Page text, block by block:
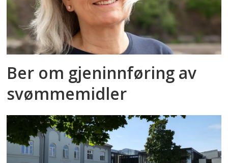
Ber om gjeninnføring av
svømmemidler